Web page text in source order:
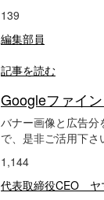
139
編集部員
記事を読む
Googleファイ
バナー画像と広告
で、是非ご活用下さ
1,144
代表取締役CEO ヤ